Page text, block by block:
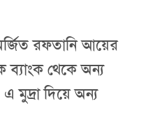
রফতানি আয়ের
ব্যাংক থেকে অন্য
এ মুদ্রা দিয়ে অন্য